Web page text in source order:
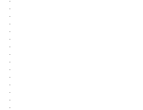
.
.
.
.
.
.
.
.
.
.
.
.
.
.